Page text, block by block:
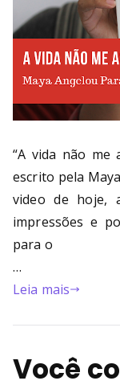
“A vida não me
escrito pela
video de hoje,
impressões e
para o
…
Leia mais
Você